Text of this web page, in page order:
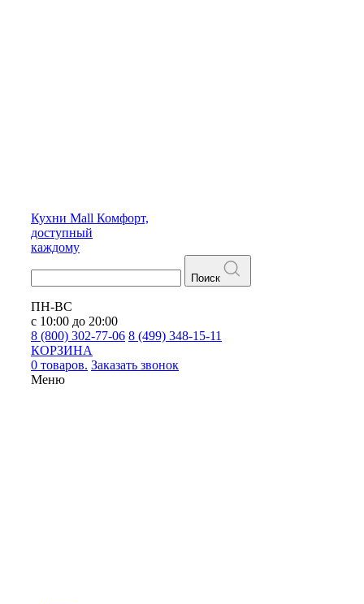
Кухни Mall Комфорт,
доступный
каждому
Поиск
ПН-ВС
с 10:00 до 20:00
8 (800) 302-77-06 8 (499) 348-15-11
КОРЗИНА
0 товаров. Заказать звонок
Меню